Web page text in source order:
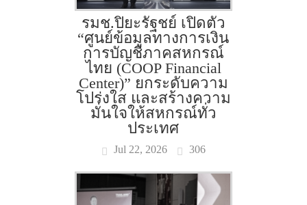
รมช.ปิยะรัฐชย์ เปิดตัว
“ศูนย์ข้อมูลทางการเงิน
การบัญชีภาคสหกรณ์
ไทย (COOP Financial
Center)” ยกระดับความ
โปร่งใส และสร้างความ
มั่นใจให้สหกรณ์ทั่ว
ประเทศ
Jul 22, 2026 306